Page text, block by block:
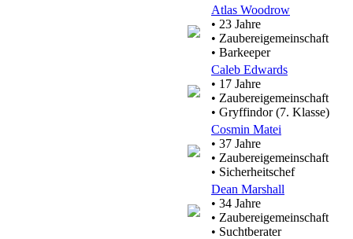
Atlas Woodrow
• 23 Jahre
• Zaubereigemeinschaft
• Barkeeper
Caleb Edwards
• 17 Jahre
• Zaubereigemeinschaft
• Gryffindor (7. Klasse)
Cosmin Matei
• 37 Jahre
• Zaubereigemeinschaft
• Sicherheitschef
Dean Marshall
• 34 Jahre
• Zaubereigemeinschaft
• Suchtberater